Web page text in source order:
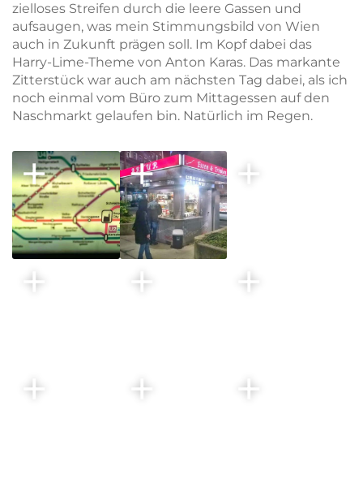
zielloses Streifen durch die leere Gassen und
aufsaugen, was mein Stimmungsbild von Wien
auch in Zukunft prägen soll. Im Kopf dabei das
Harry-Lime-Theme von Anton Karas. Das markante
Zitterstück war auch am nächsten Tag dabei, als ich
noch einmal vom Büro zum Mittagessen auf den
Naschmarkt gelaufen bin. Natürlich im Regen.